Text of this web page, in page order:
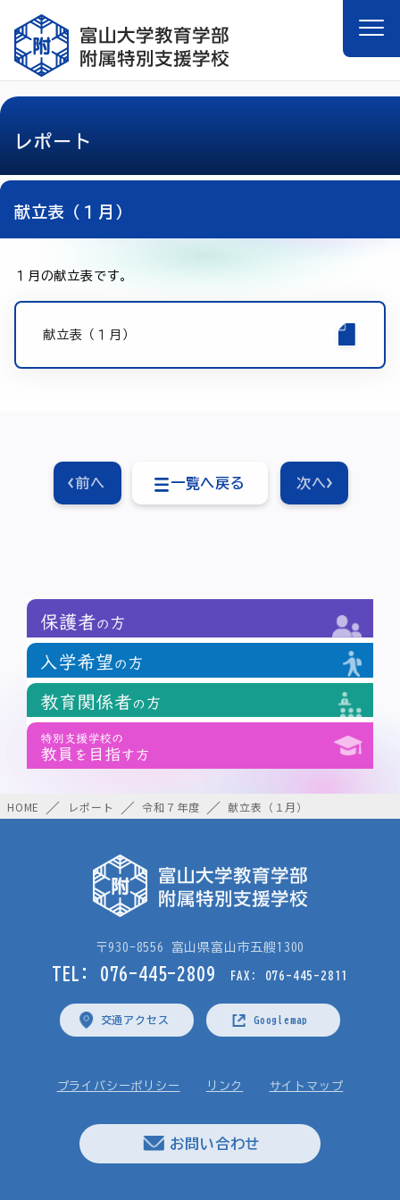
レポート
献立表（１月）
１月の献立表です。
献立表（１月）
一覧へ戻る
前へ 次へ
HOME レポート 令和７年度 献立表（１月）
〒930-8556 富山県富山市五艘1300
TEL: 076-445-2809 FAX: 076-445-2811
交通アクセス Googlemap
プライバシーポリシー リンク サイトマップ
お問い合わせ